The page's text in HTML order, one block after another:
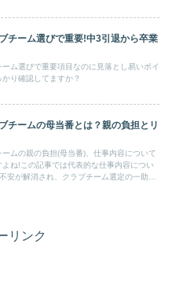
チーム選びで重要!中3引退から卒業
ム選びで重要項目なのに見落とし易いポイ
り確認してますか？
チームの母当番とは？親の負担とリ
ムの親の負担(母当番)、仕事内容について
ね!この記事では代表的な仕事内容につい
安が解消され、クラブチーム選定の一助に
リンク